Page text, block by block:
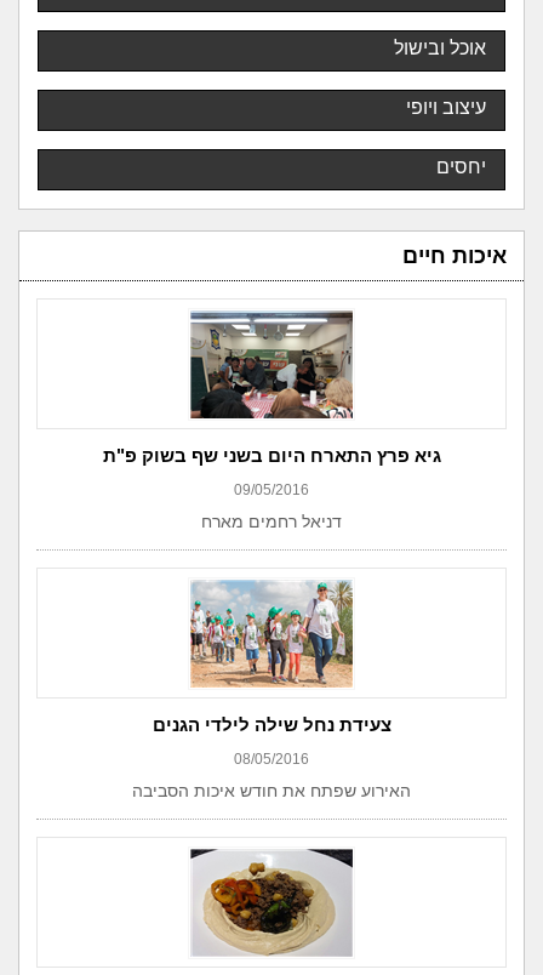
אוכל ובישול
עיצוב ויופי
יחסים
איכות חיים
גיא פרץ התארח היום בשני שף בשוק פ"ת
09/05/2016
דניאל רחמים מארח
צעידת נחל שילה לילדי הגנים
08/05/2016
האירוע שפתח את חודש איכות הסביבה